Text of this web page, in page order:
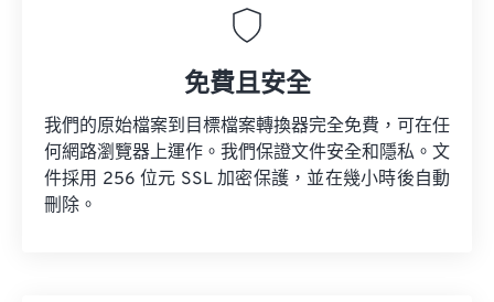
免費且安全
我們的原始檔案到目標檔案轉換器完全免費，可在任
何網路瀏覽器上運作。我們保證文件安全和隱私。文
件採用 256 位元 SSL 加密保護，並在幾小時後自動
刪除。